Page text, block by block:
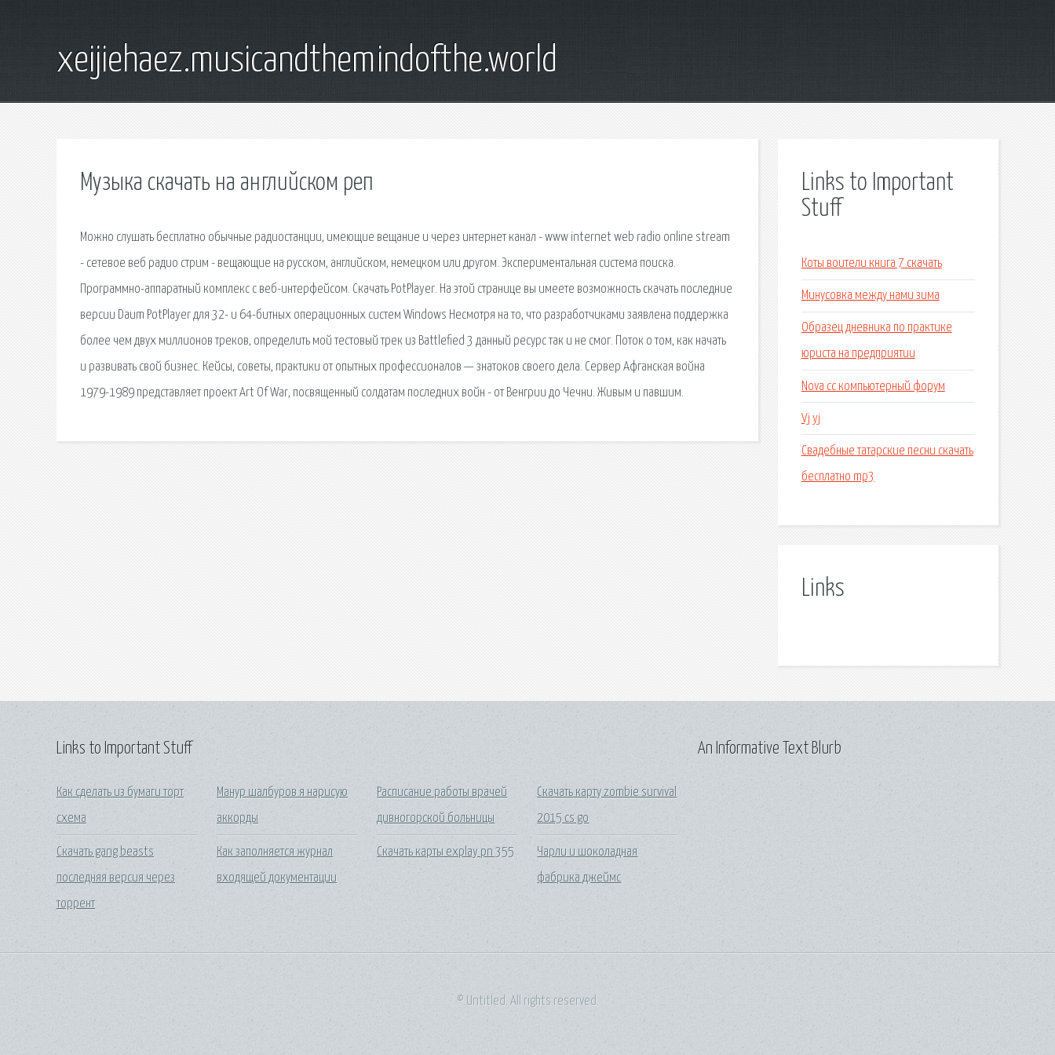
xeijiehaez.musicandthemindofthe.world
Музыка скачать на английском реп
Можно слушать бесплатно обычные радиостанции, имеющие вещание и через интернет канал - www internet web radio online stream
- сетевое веб радио стрим - вещающие на русском, английском, немецком или другом. Экспериментальная система поиска.
Программно-аппаратный комплекс с веб-интерфейсом. Скачать PotPlayer. На этой странице вы имеете возможность скачать последние
версии Daum PotPlayer для 32- и 64-битных операционных систем Windows Несмотря на то, что разработчиками заявлена поддержка
более чем двух миллионов треков, определить мой тестовый трек из Battlefied 3 данный ресурс так и не смог. Поток о том, как начать
и развивать свой бизнес. Кейсы, советы, практики от опытных профессионалов — знатоков своего дела. Сервер Афганская война
1979-1989 представляет проект Art Of War, посвященный солдатам последних войн - от Венгрии до Чечни. Живым и павшим.
Links to Important
Stuff
Коты воители книга 7 скачать
Минусовка между нами зима
Образец дневника по практике
юриста на предприятии
Nova cc компьютерный форум
Vj yj
Свадебные татарские песни скачать
бесплатно mp3
Links
Links to Important Stuff
Как сделать из бумаги торт
схема
Скачать gang beasts
последняя версия через
торрент
Манур шалбуров я нарисую
аккорды
Как заполняется журнал
входящей документации
Расписание работы врачей
дивногорской больницы
Скачать карты explay pn 355
Скачать карту zombie survival
2015 cs go
Чарли и шоколадная
фабрика джеймс
An Informative Text Blurb
© Untitled. All rights reserved.